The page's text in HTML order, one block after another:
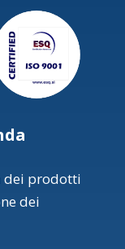
dei prodotti
dei